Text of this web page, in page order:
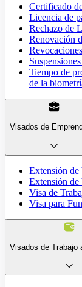
Certificado
Licencia de
Rechazo de
Renovación
Tiempo de
de la
Visados de
Extensión de
Extensión de
Visa de
Visa para
Visados de Trabajo